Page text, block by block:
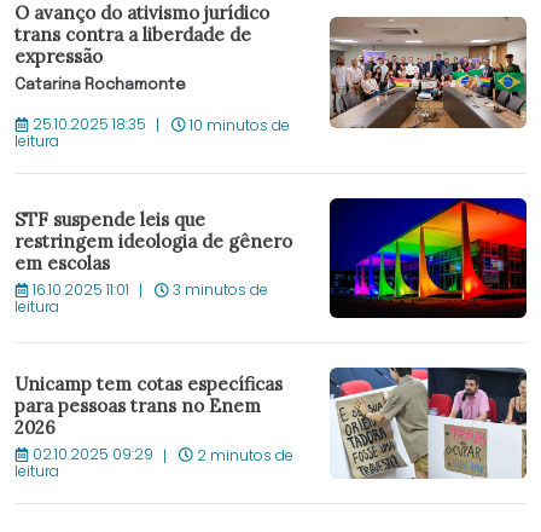
O avanço do ativismo jurídico
trans contra a liberdade de
expressão
Catarina Rochamonte
25.10.2025 18:35 10 minutos de
leitura
STF suspende leis que
restringem ideologia de gênero
em escolas
16.10.2025 11:01 3 minutos de
leitura
Unicamp tem cotas específicas
para pessoas trans no Enem
2026
02.10.2025 09:29 2 minutos de
leitura